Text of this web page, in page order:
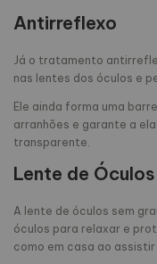
Antirreflexo
Já o tratamento
nas lentes dos óculos e
Ele ainda forma uma
arranhões e garante a
transparente.
Lente de
A lente de óculos sem
óculos para relaxar e
como em casa ao